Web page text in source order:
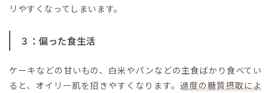
リやすくなってしまいます。
３：偏った食生活
ケーキなどの甘いもの、白米やパンなどの主食ばかり食べてい
ると、オイリー肌を招きやすくなります。過度の糖質摂取によ